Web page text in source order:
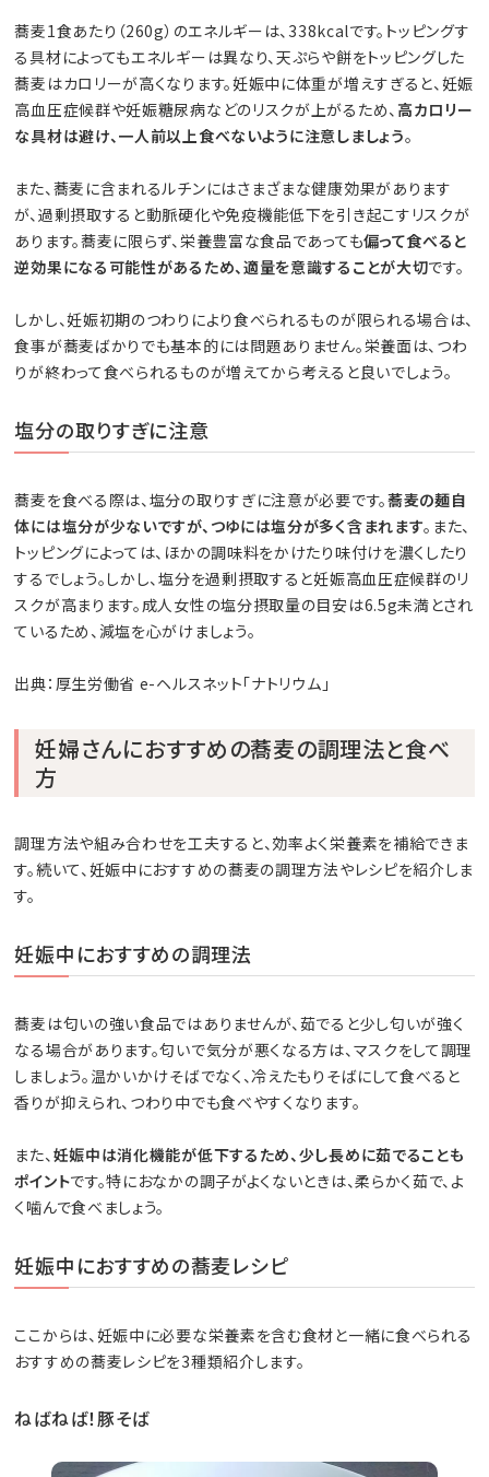
蕎麦1食あたり（260g）のエネルギーは、338kcalです。トッピングす
る具材によってもエネルギーは異なり、天ぷらや餅をトッピングした
蕎麦はカロリーが高くなります。妊娠中に体重が増えすぎると、妊娠
高血圧症候群や妊娠糖尿病などのリスクが上がるため、 高カロリー
な具材は避け、一人前以上食べないように注意しましょう。
また、蕎麦に含まれるルチンにはさまざまな健康効果があります
が、過剰摂取すると動脈硬化や免疫機能低下を引き起こすリスクが
あります。蕎麦に限らず、栄養豊富な食品であっても偏って食べると
逆効果になる可能性があるため、適量を意識することが大切です。
しかし、妊娠初期のつわりにより食べられるものが限られる場合は、
食事が蕎麦ばかりでも基本的には問題ありません。栄養面は、つわ
りが終わって食べられるものが増えてから考えると良いでしょう。
塩分の取りすぎに注意
蕎麦を食べる際は、塩分の取りすぎに注意が必要です。蕎麦の麺自
体には塩分が少ないですが、つゆには塩分が多く含まれます。また、
トッピングによっては、ほかの調味料をかけたり味付けを濃くしたり
するでしょう。しかし、塩分を過剰摂取すると妊娠高血圧症候群のリ
スクが高まります。成人女性の塩分摂取量の目安は6.5g未満とされ
ているため、減塩を心がけましょう。
出典：厚生労働省 e-ヘルスネット「ナトリウム」
妊婦さんにおすすめの蕎麦の調理法と食べ
方
調理方法や組み合わせを工夫すると、効率よく栄養素を補給できま
す。続いて、妊娠中におすすめの蕎麦の調理方法やレシピを紹介しま
す。
妊娠中におすすめの調理法
蕎麦は匂いの強い食品ではありませんが、茹でると少し匂いが強く
なる場合があります。匂いで気分が悪くなる方は、マスクをして調理
しましょう。温かいかけそばでなく、冷えたもりそばにして食べると
香りが抑えられ、つわり中でも食べやすくなります。
また、妊娠中は消化機能が低下するため、少し長めに茹でることも
ポイントです。特におなかの調子がよくないときは、柔らかく茹で、よ
く噛んで食べましょう。
妊娠中におすすめの蕎麦レシピ
ここからは、妊娠中に必要な栄養素を含む食材と一緒に食べられる
おすすめの蕎麦レシピを3種類紹介します。
ねばねば！豚そば